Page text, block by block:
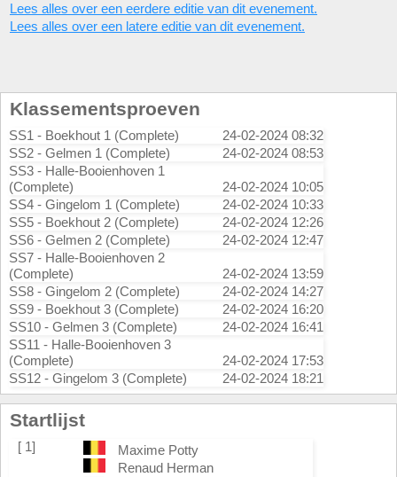
Lees alles over een eerdere editie van dit evenement.
Lees alles over een latere editie van dit evenement.
Klassementsproeven
SS1 - Boekhout 1 (Complete)
24-02-2024 08:32
SS2 - Gelmen 1 (Complete)
24-02-2024 08:53
SS3 - Halle-Booienhoven 1
(Complete)
24-02-2024 10:05
SS4 - Gingelom 1 (Complete)
24-02-2024 10:33
SS5 - Boekhout 2 (Complete)
24-02-2024 12:26
SS6 - Gelmen 2 (Complete)
24-02-2024 12:47
SS7 - Halle-Booienhoven 2
(Complete)
24-02-2024 13:59
SS8 - Gingelom 2 (Complete)
24-02-2024 14:27
SS9 - Boekhout 3 (Complete)
24-02-2024 16:20
SS10 - Gelmen 3 (Complete)
24-02-2024 16:41
SS11 - Halle-Booienhoven 3
(Complete)
24-02-2024 17:53
SS12 - Gingelom 3 (Complete)
24-02-2024 18:21
Startlijst
[ 1]
Maxime Potty
Renaud Herman